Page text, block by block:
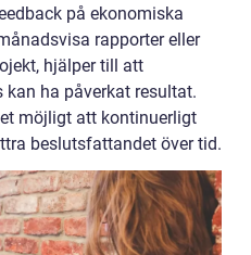
på ekonomiska
rapporter eller
hjälper till att
ha påverkat resultat.
möjligt att kontinuerligt
beslutsfattandet över tid.